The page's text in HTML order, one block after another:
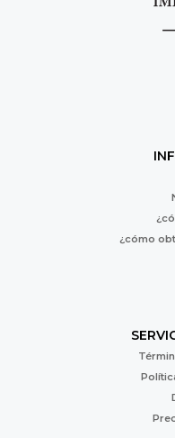
¿cómo